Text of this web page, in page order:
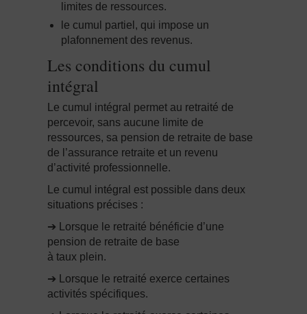
limites de ressources.
le cumul partiel, qui impose un
plafonnement des revenus.
Les conditions du cumul
intégral
Le cumul intégral permet au retraité de
percevoir, sans aucune limite de
ressources, sa pension de retraite de base
de l’assurance retraite et un revenu
d’activité professionnelle.
Le cumul intégral est possible dans deux
situations précises :
➔ Lorsque le retraité bénéficie d’une
pension de retraite de base
à taux plein.
➔ Lorsque le retraité exerce certaines
activités spécifiques.